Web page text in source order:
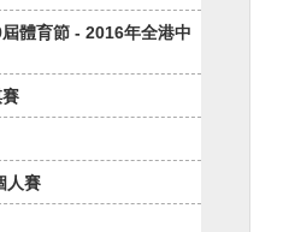
體育節 - 2016年全港中
人賽